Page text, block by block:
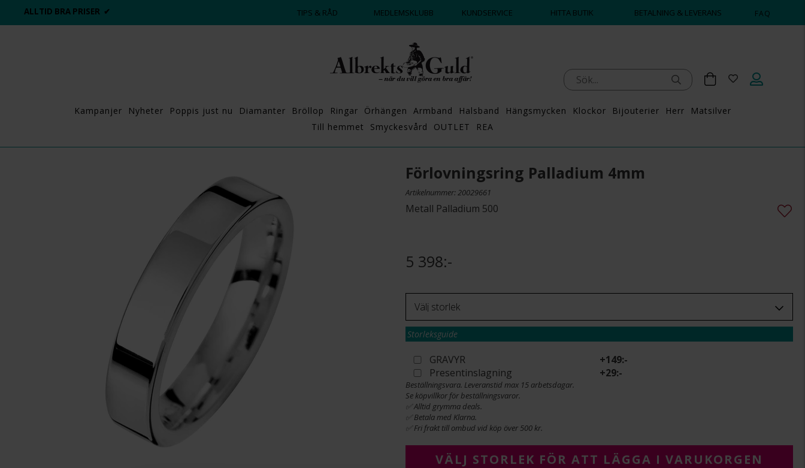
ALLTID BRA PRISER ✔ DAGS ATT POPPA?
TIPS & RÅD MEDLEMSKLUBB KUNDSERVICE HITTA BUTIK BETALNING & LEVERANS FAQ
Kampanjer Nyheter Poppis just nu Diamanter Bröllop Ringar Örhängen Armband Halsband Hängsmycken Klockor Bijouterier Herr
Matsilver
Till hemmet
Smyckesvård OUTLET REA
Förlovningsring Palladium 4mm
Artikelnummer: 20029661
Metall Palladium 500
5 398:-
Storleksguide
GRAVYR +149:-
Presentinslagning
+29:-
Beställningsvara. Leveranstid max 15 arbetsdagar.
Se köpvillkor för beställningsvaror.
✅ Alltid grymma deals.
✅ Betala med Klarna.
✅ Fri frakt till ombud vid köp över 500 kr.
VÄLJ STORLEK FÖR ATT LÄGGA I VARUKORGEN